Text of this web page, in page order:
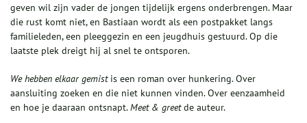
geven wil zijn vader de jongen tijdelijk ergens onderbrengen. Maar
die rust komt niet, en Bastiaan wordt als een postpakket langs
familieleden, een pleeggezin en een jeugdhuis gestuurd. Op die
laatste plek dreigt hij al snel te ontsporen.
We hebben elkaar gemistis een roman over hunkering. Over
aansluiting zoeken en die niet kunnen vinden. Over eenzaamheid
en hoe je daaraan ontsnapt.Meet & greetde auteur.